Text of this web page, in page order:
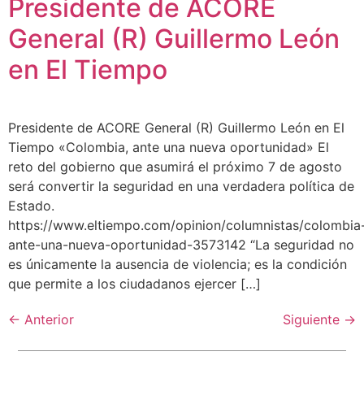
Presidente de ACORE
General (R) Guillermo León
en El Tiempo
Presidente de ACORE General (R) Guillermo León en El
Tiempo «Colombia, ante una nueva oportunidad» El
reto del gobierno que asumirá el próximo 7 de agosto
será convertir la seguridad en una verdadera política de
Estado.
https://www.eltiempo.com/opinion/columnistas/
ante-una-nueva-oportunidad-3573142 “La seguridad no
es únicamente la ausencia de violencia; es la condición
que permite a los ciudadanos ejercer […]
← Anterior Siguiente →